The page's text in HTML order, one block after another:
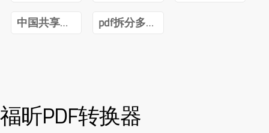
中国共享经济发展报告(2020)pdf
pdf拆分多个pdf免费
福昕PDF转换器